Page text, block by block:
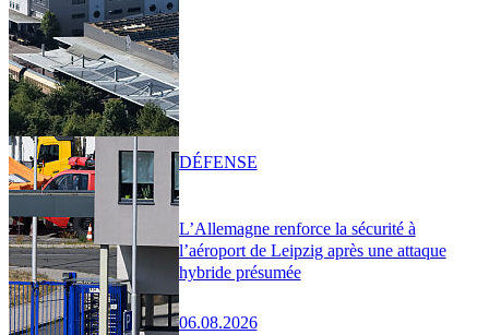
L’Allemagne renforce la sécurité à
l’aéroport de Leipzig après une attaque
hybride présumée
06.08.2026
DÉFENSE